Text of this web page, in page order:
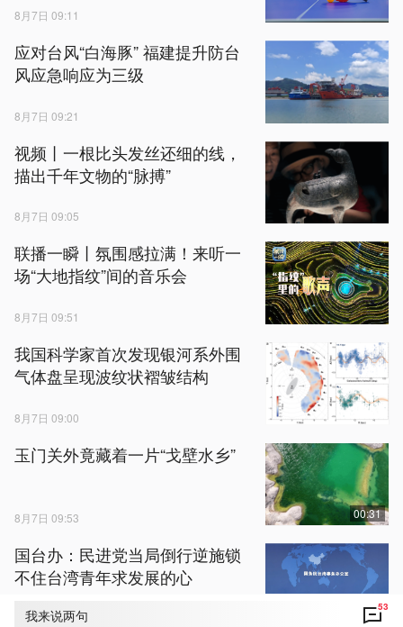
我来说两句 53
8月7日 09:11
应对台风“白海豚” 福建提升防台
风应急响应为三级
8月7日 09:21
视频丨一根比头发丝还细的线，
描出千年文物的“脉搏”
8月7日 09:05
联播一瞬丨氛围感拉满！来听一
场“大地指纹”间的音乐会
8月7日 09:51
我国科学家首次发现银河系外围
气体盘呈现波纹状褶皱结构
8月7日 09:00
玉门关外竟藏着一片“戈壁水乡”
8月7日 09:53 00:31
国台办：民进党当局倒行逆施锁
不住台湾青年求发展的心
8月7日 08:20